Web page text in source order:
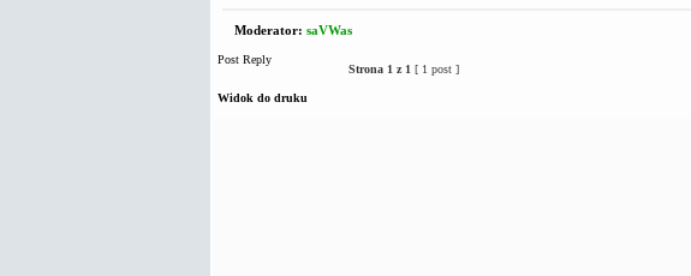
Moderator: saVWas
Post Reply
Strona 1 z 1 [ 1 post ]
Widok do druku